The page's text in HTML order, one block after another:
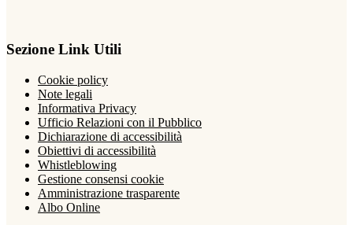
Sezione Link Utili
Cookie policy
Note legali
Informativa Privacy
Ufficio Relazioni con il Pubblico
Dichiarazione di accessibilità
Obiettivi di accessibilità
Whistleblowing
Gestione consensi cookie
Amministrazione trasparente
Albo Online